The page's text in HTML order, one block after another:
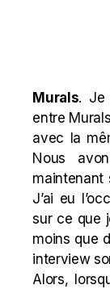
Murals. Je
entre
avec la
Nous
maintenant
J’ai eu
sur ce que
moins que
interview
Alors,